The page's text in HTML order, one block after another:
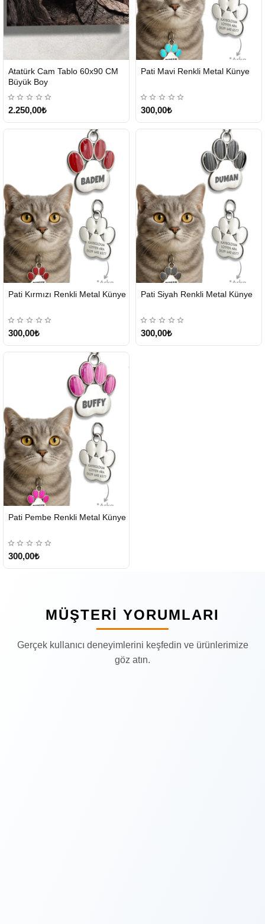
Atatürk Cam Tablo 60x90 CM
Büyük Boy
2.250,00₺
Pati Mavi Renkli Metal Künye
300,00₺
Pati Kırmızı Renkli Metal Künye
300,00₺
Pati Siyah Renkli Metal Künye
300,00₺
Pati Pembe Renkli Metal Künye
300,00₺
MÜŞTERI YORUMLARI
Gerçek kullanıcı deneyimlerini keşfedin ve ürünlerimize
göz atın.